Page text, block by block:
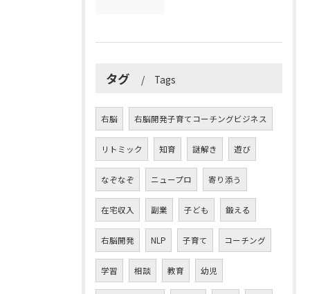
タグ Tags
右脳 右脳開発子育てコーチングビジネス
リトミック 知育 謎解き 遊び
なぞなぞ ニュープロ 寄り添う
在宅収入 副業 子ども 鍛える
右脳開発 NLP 子育て コーチング
学習 相談 教育 幼児